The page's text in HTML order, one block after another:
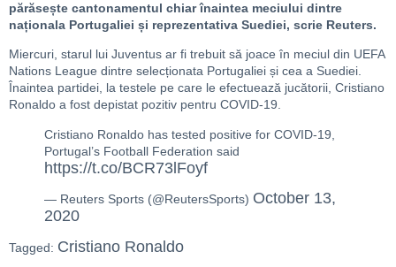
părăsește cantonamentul chiar înaintea meciului dintre
naționala Portugaliei și reprezentativa Suediei, scrie Reuters.
Miercuri, starul lui Juventus ar fi trebuit să joace în meciul din UEFA
Nations League dintre selecționata Portugaliei și cea a Suediei.
Înaintea partidei, la testele pe care le efectuează jucătorii, Cristiano
Ronaldo a fost depistat pozitiv pentru COVID-19.
Cristiano Ronaldo has tested positive for COVID-19,
Portugal’s Football Federation said
https://t.co/BCR73lFoyf
— Reuters Sports (@ReutersSports) October 13,
2020
Tagged: Cristiano Ronaldo